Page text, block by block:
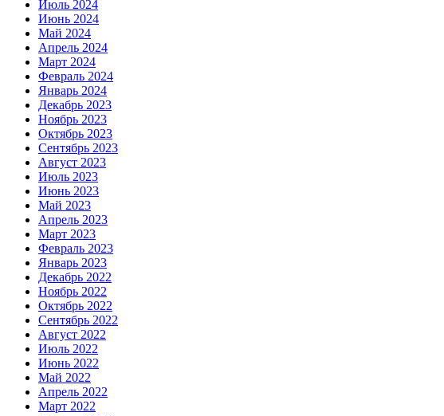
Июль 2024
Июнь 2024
Май 2024
Апрель 2024
Март 2024
Февраль 2024
Январь 2024
Декабрь 2023
Ноябрь 2023
Октябрь 2023
Сентябрь 2023
Август 2023
Июль 2023
Июнь 2023
Май 2023
Апрель 2023
Март 2023
Февраль 2023
Январь 2023
Декабрь 2022
Ноябрь 2022
Октябрь 2022
Сентябрь 2022
Август 2022
Июль 2022
Июнь 2022
Май 2022
Апрель 2022
Март 2022